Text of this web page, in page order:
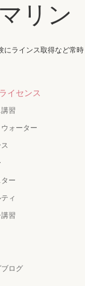
リン
にラインス取得など常時
イセンス
習
ォーター
ー
ィ
習
ログ